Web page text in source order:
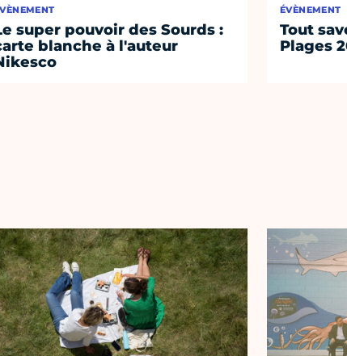
super pouvoir des Sourds :
blanche à l'auteur
ÉVÈNEMENT
Tout
Plages